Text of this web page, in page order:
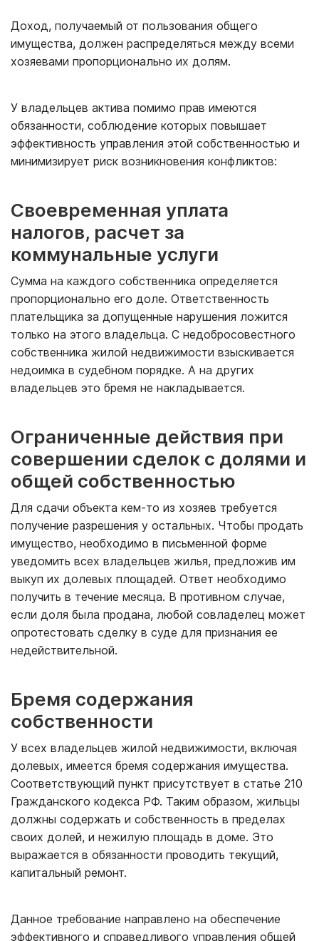
Доход, получаемый от пользования общего
имущества, должен распределяться между всеми
хозяевами пропорционально их долям.
У владельцев актива помимо прав имеются
обязанности, соблюдение которых повышает
эффективность управления этой собственностью и
минимизирует риск возникновения конфликтов:
Своевременная уплата
налогов, расчет за
коммунальные услуги
Сумма на каждого собственника определяется
пропорционально его доле. Ответственность
плательщика за допущенные нарушения ложится
только на этого владельца. С недобросовестного
собственника жилой недвижимости взыскивается
недоимка в судебном порядке. А на других
владельцев это бремя не накладывается.
Ограниченные действия при
совершении сделок с долями и
общей собственностью
Для сдачи объекта кем-то из хозяев требуется
получение разрешения у остальных. Чтобы продать
имущество, необходимо в письменной форме
уведомить всех владельцев жилья, предложив им
выкуп их долевых площадей. Ответ необходимо
получить в течение месяца. В противном случае,
если доля была продана, любой совладелец может
опротестовать сделку в суде для признания ее
недействительной.
Бремя содержания
собственности
У всех владельцев жилой недвижимости, включая
долевых, имеется бремя содержания имущества.
Соответствующий пункт присутствует в статье 210
Гражданского кодекса РФ. Таким образом, жильцы
должны содержать и собственность в пределах
своих долей, и нежилую площадь в доме. Это
выражается в обязанности проводить текущий,
капитальный ремонт.
Данное требование направлено на обеспечение
эффективного и справедливого управления общей